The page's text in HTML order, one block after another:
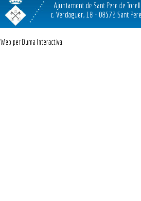
Ajuntament de Sant Pere de
c. Verdaguer, 18 - 08572 Sant
Web per Duma Interactiva.